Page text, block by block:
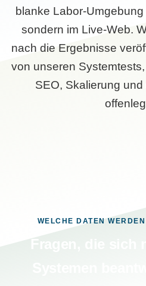
blanke Labor-
sondern im Live-Web.
nach die Ergebnisse
von unseren
SEO, Skalierung
WELCHE DATEN